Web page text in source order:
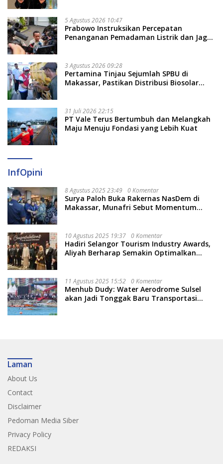
5 Agustus 2026 10:47
Prabowo Instruksikan Percepatan
Penanganan Pemadaman Listrik dan Jaga
3 Agustus 2026 09:28
Pertamina Tinjau Sejumlah SPBU di
Makassar, Pastikan Distribusi Biosolar
31 Juli 2026 22:15
PT Vale Terus Bertumbuh dan Melangkah
Maju Menuju Fondasi yang Lebih Kuat
InfOpini
8 Agustus 2025 23:49 0 Komentar
Surya Paloh Buka Rakernas NasDem di
Makassar, Munafri Sebut Momentum
10 Agustus 2025 19:37 0 Komentar
Hadiri Selangor Tourism Industry Awards,
Aliyah Berharap Semakin Optimalkan
11 Agustus 2025 15:52 0 Komentar
Menhub Dudy: Water Aerodrome Sulsel
akan Jadi Tonggak Baru Transportasi
Laman
About Us
Contact
Disclaimer
Pedoman Media Siber
Privacy Policy
REDAKSI